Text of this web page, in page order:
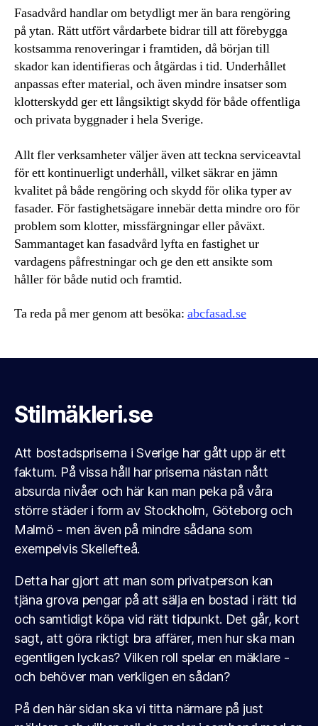
Fasadvård handlar om betydligt mer än bara rengöring
på ytan. Rätt utfört vårdarbete bidrar till att förebygga
kostsamma renoveringar i framtiden, då början till
skador kan identifieras och åtgärdas i tid. Underhållet
anpassas efter material, och även mindre insatser som
klotterskydd ger ett långsiktigt skydd för både offentliga
och privata byggnader i hela Sverige.
Allt fler verksamheter väljer även att teckna serviceavtal
för ett kontinuerligt underhåll, vilket säkrar en jämn
kvalitet på både rengöring och skydd för olika typer av
fasader. För fastighetsägare innebär detta mindre oro för
problem som klotter, missfärgningar eller påväxt.
Sammantaget kan fasadvård lyfta en fastighet ur
vardagens påfrestningar och ge den ett ansikte som
håller för både nutid och framtid.
Ta reda på mer genom att besöka: abcfasad.se
Stilmäkleri.se
Att bostadspriserna i Sverige har gått upp är ett
faktum. På vissa håll har priserna nästan nått
absurda nivåer och här kan man peka på våra
större städer i form av Stockholm, Göteborg och
Malmö - men även på mindre sådana som
exempelvis Skellefteå.
Detta har gjort att man som privatperson kan
tjäna grova pengar på att sälja en bostad i rätt tid
och samtidigt köpa vid rätt tidpunkt. Det går, kort
sagt, att göra riktigt bra affärer, men hur ska man
egentligen lyckas? Vilken roll spelar en mäklare -
och behöver man verkligen en sådan?
På den här sidan ska vi titta närmare på just